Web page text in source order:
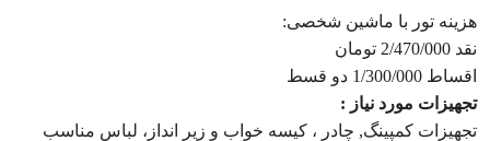
هزینه تور با ماشین شخصی:
نقد 2/470/000 تومان
اقساط 1/300/000 دو قسط
تجهیزات مورد نیاز :
تجهیزات کمپینگ, چادر ، کیسه خواب و زیر انداز، لباس مناسب